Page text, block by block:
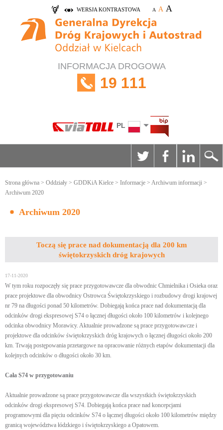
WERSJA KONTRASTOWA A A A
INFORMACJA DROGOWA
19 111
PL
Strona główna > Oddziały > GDDKiA Kielce > Informacje > Archiwum informacji >
Archiwum 2020
Archiwum 2020
Toczą się prace nad dokumentacją dla 200 km
świętokrzyskich dróg krajowych
17-11-2020
W tym roku rozpoczęły się prace przygotowawcze dla obwodnic Chmielnika i Osieka oraz
prace projektowe dla obwodnicy Ostrowca Świętokrzyskiego i rozbudowy drogi krajowej
nr 79 na długości ponad 50 kilometrów. Dobiegają końca prace nad dokumentacją dla
odcinków drogi ekspresowej S74 o łącznej długości około 100 kilometrów i kolejnego
odcinka obwodnicy Morawicy. Aktualnie prowadzone są prace przygotowawcze i
projektowe dla odcinków świętokrzyskich dróg krajowych o łącznej długości około 200
km. Trwają postępowania przetargowe na opracowanie różnych etapów dokumentacji dla
kolejnych odcinków o długości około 30 km.
Cała S74 w przygotowaniu
Aktualnie prowadzone są prace przygotowawcze dla wszystkich świętokrzyskich
odcinków drogi ekspresowej S74. Dobiegają końca prace nad koncepcjami
programowymi dla pięciu odcinków S74 o łącznej długości około 100 kilometrów między
granicą województwa łódzkiego i świętokrzyskiego a Opatowem.